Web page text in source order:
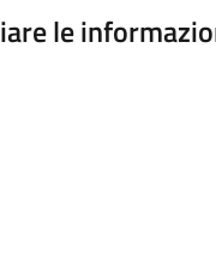
le